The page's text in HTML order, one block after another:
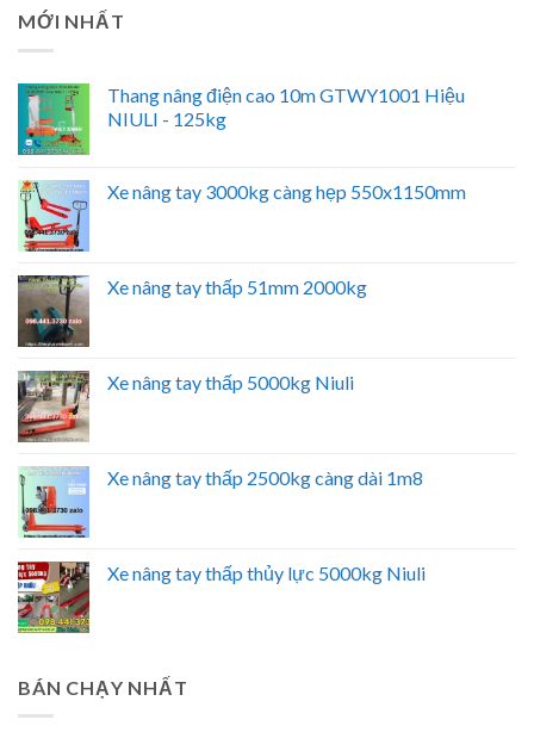
MỚI NHẤT
Thang nâng điện cao 10m GTWY1001 Hiệu
NIULI - 125kg
Xe nâng tay 3000kg càng hẹp 550x1150mm
Xe nâng tay thấp 51mm 2000kg
Xe nâng tay thấp 5000kg Niuli
Xe nâng tay thấp 2500kg càng dài 1m8
Xe nâng tay thấp thủy lực 5000kg Niuli
BÁN CHẠY NHẤT